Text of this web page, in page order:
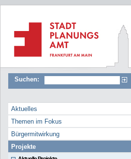
Suchen:
Aktuelles
Themen im Fokus
Bürgermitwirkung
Projekte